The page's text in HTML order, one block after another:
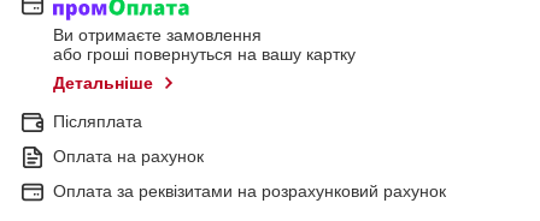
Ви отримаєте замовлення
або гроші повернуться на вашу картку
Детальніше
Післяплата
Оплата на рахунок
Оплата за реквізитами на розрахунковий рахунок